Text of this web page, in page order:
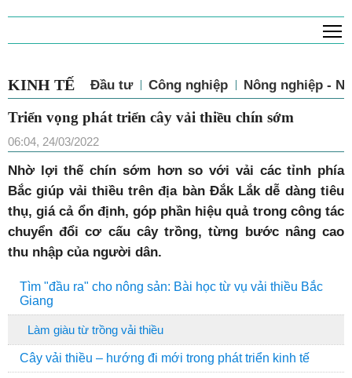
KINH TẾ Đầu tư Công nghiệp Nông nghiệp -
Triển vọng phát triển cây vải thiều chín sớm
06:04, 24/03/2022
Nhờ lợi thế chín sớm hơn so với vải các tỉnh phía
Bắc giúp vải thiều trên địa bàn Đắk Lắk dễ dàng tiêu
thụ, giá cả ổn định, góp phần hiệu quả trong công tác
chuyển đổi cơ cấu cây trồng, từng bước nâng cao
thu nhập của người dân.
Tìm "đầu ra" cho nông sản: Bài học từ vụ vải thiều Bắc
Giang
Làm giàu từ trồng vải thiều
Cây vải thiều – hướng đi mới trong phát triển kinh tế